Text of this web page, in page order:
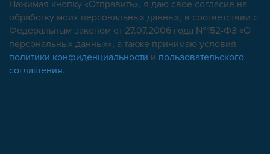
Нажимая кнопку «Отправить», я даю свое согласие на
обработку моих персональных данных, в соответствии с
Федеральным законом от 27.07.2006 года №152-ФЗ «О
персональных данных», а также принимаю условия
политики конфиденциальности и пользовательского
соглашения.